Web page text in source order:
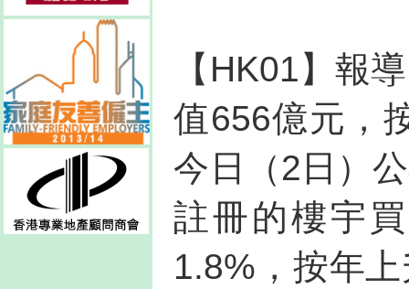
【HK01】報
值656億元，
今日（2日）
註冊的樓宇
1.8%，按年